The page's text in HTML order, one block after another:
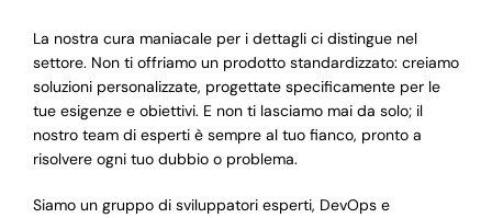
La nostra cura maniacale per i dettagli ci distingue nel
settore. Non ti offriamo un prodotto standardizzato: creiamo
soluzioni personalizzate, progettate specificamente per le
tue esigenze e obiettivi. E non ti lasciamo mai da solo; il
nostro team di esperti è sempre al tuo fianco, pronto a
risolvere ogni tuo dubbio o problema.
Siamo un gruppo di sviluppatori esperti, DevOps e